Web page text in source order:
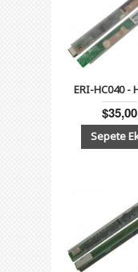
$35,00